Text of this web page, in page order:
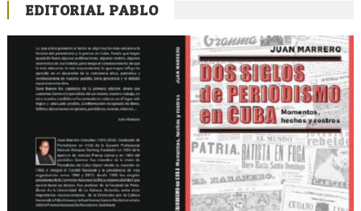
EDITORIAL PABLO